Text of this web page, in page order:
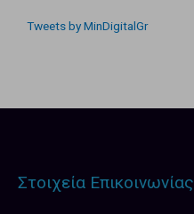
Tweets by MinDigitalGr
Στοιχεία Επικοινωνίας